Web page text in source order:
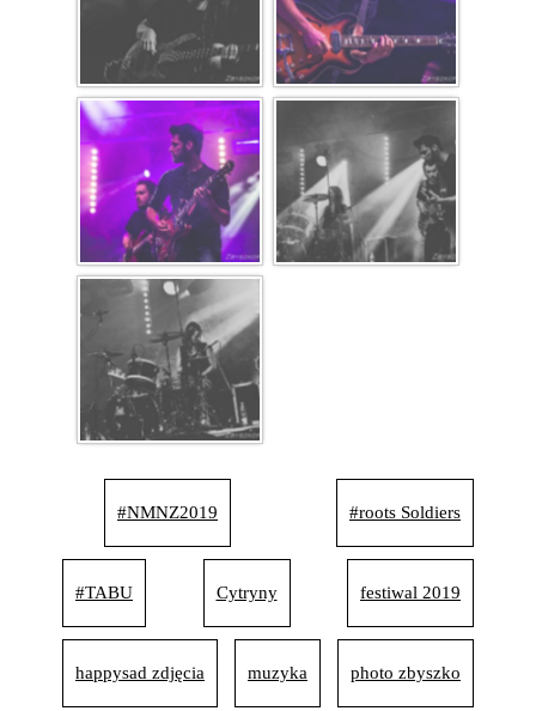
#NMNZ2019 #roots Soldiers
#TABU Cytryny festiwal 2019
happysad zdjęcia muzyka photo zbyszko